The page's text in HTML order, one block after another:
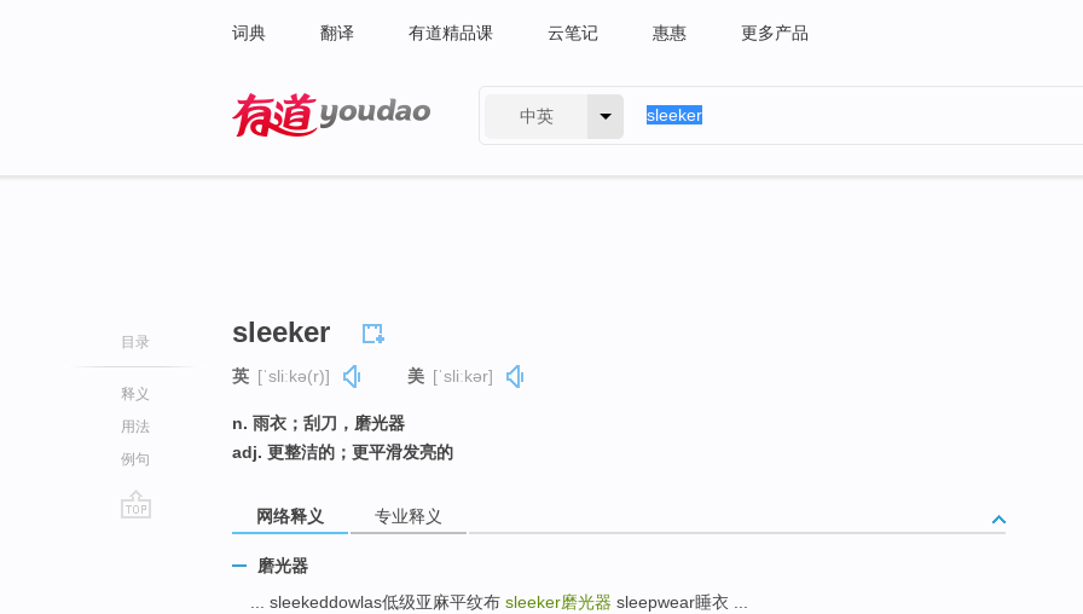
词典 翻译 有道精品课 云笔记 惠惠 更多产品
中英
目录
释义
用法
例句
sleeker
英 [ˈsliːkə(r)] 美 [ˈsliːkər]
n. 雨衣；刮刀，磨光器
adj. 更整洁的；更平滑发亮的
网络释义 专业释义
磨光器
... sleekeddowlas低级亚麻平纹布 sleeker磨光器 sleepwear睡衣 ...